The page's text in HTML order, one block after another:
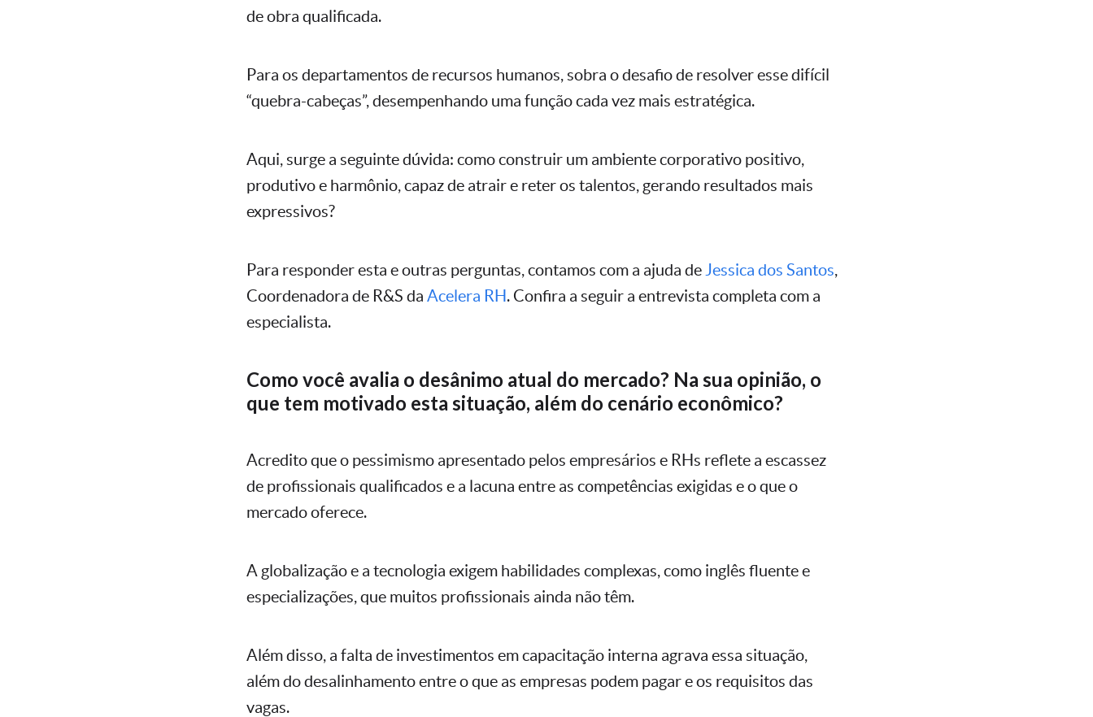
de obra qualificada.
Para os departamentos de recursos humanos, sobra o desafio de resolver esse difícil
“quebra-cabeças”, desempenhando uma função cada vez mais estratégica.
Aqui, surge a seguinte dúvida: como construir um ambiente corporativo positivo,
produtivo e harmônio, capaz de atrair e reter os talentos, gerando resultados mais
expressivos?
Para responder esta e outras perguntas, contamos com a ajuda de Jessica dos Santos,
Coordenadora de R&S da Acelera RH. Confira a seguir a entrevista completa com a
especialista.
Como você avalia o desânimo atual do mercado? Na sua opinião, o
que tem motivado esta situação, além do cenário econômico?
Acredito que o pessimismo apresentado pelos empresários e RHs reflete a escassez
de profissionais qualificados e a lacuna entre as competências exigidas e o que o
mercado oferece.
A globalização e a tecnologia exigem habilidades complexas, como inglês fluente e
especializações, que muitos profissionais ainda não têm.
Além disso, a falta de investimentos em capacitação interna agrava essa situação,
além do desalinhamento entre o que as empresas podem pagar e os requisitos das
vagas.